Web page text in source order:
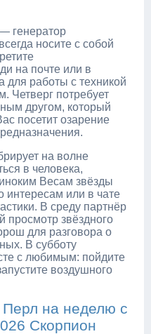
генератор
носите с собой
на почте или в
для работы с техникой
Четверг потребует
другом, который
посетит озарение
на волне
в человека,
Весам звёзды
интересам или в чате
В среду партнёр
звёздного
для разговора о
В субботу
с любимым: пойдите
воздушного
на неделю с
Скорпион